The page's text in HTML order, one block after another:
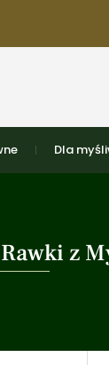
Dla
z